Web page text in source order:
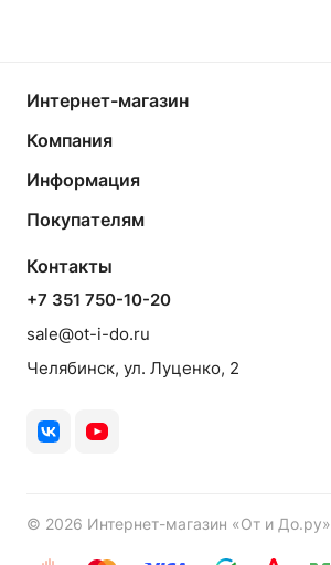
Интернет-магазин
Компания
Информация
Покупателям
Контакты
+7 351 750-10-20
sale@ot-i-do.ru
Челябинск, ул. Луценко, 2
© 2026 Интернет-магазин «От и До.ру»